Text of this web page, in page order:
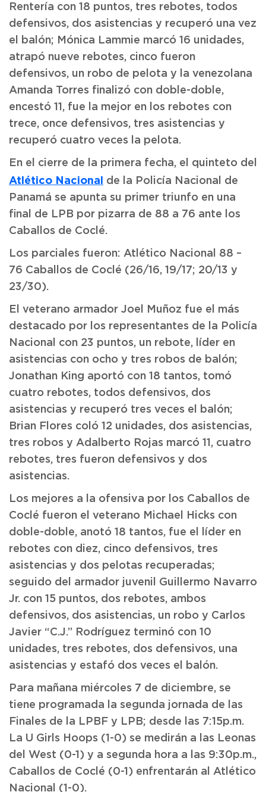
Rentería con 18 puntos, tres rebotes, todos
defensivos, dos asistencias y recuperó una vez
el balón; Mónica Lammie marcó 16 unidades,
atrapó nueve rebotes, cinco fueron
defensivos, un robo de pelota y la venezolana
Amanda Torres finalizó con doble-doble,
encestó 11, fue la mejor en los rebotes con
trece, once defensivos, tres asistencias y
recuperó cuatro veces la pelota.
En el cierre de la primera fecha, el quinteto del
Atlético Nacional de la Policía Nacional de
Panamá se apunta su primer triunfo en una
final de LPB por pizarra de 88 a 76 ante los
Caballos de Coclé.
Los parciales fueron: Atlético Nacional 88 –
76 Caballos de Coclé (26/16, 19/17; 20/13 y
23/30).
El veterano armador Joel Muñoz fue el más
destacado por los representantes de la Policía
Nacional con 23 puntos, un rebote, líder en
asistencias con ocho y tres robos de balón;
Jonathan King aportó con 18 tantos, tomó
cuatro rebotes, todos defensivos, dos
asistencias y recuperó tres veces el balón;
Brian Flores coló 12 unidades, dos asistencias,
tres robos y Adalberto Rojas marcó 11, cuatro
rebotes, tres fueron defensivos y dos
asistencias.
Los mejores a la ofensiva por los Caballos de
Coclé fueron el veterano Michael Hicks con
doble-doble, anotó 18 tantos, fue el líder en
rebotes con diez, cinco defensivos, tres
asistencias y dos pelotas recuperadas;
seguido del armador juvenil Guillermo Navarro
Jr. con 15 puntos, dos rebotes, ambos
defensivos, dos asistencias, un robo y Carlos
Javier “C.J.” Rodríguez terminó con 10
unidades, tres rebotes, dos defensivos, una
asistencias y estafó dos veces el balón.
Para mañana miércoles 7 de diciembre, se
tiene programada la segunda jornada de las
Finales de la LPBF y LPB; desde las 7:15p.m.
La U Girls Hoops (1-0) se medirán a las Leonas
del West (0-1) y a segunda hora a las 9:30p.m.,
Caballos de Coclé (0-1) enfrentarán al Atlético
Nacional (1-0).